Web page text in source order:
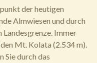
der heutigen
Almwiesen und durch
Immer
Mt. Kolata (2.534 m).
Sie durch das